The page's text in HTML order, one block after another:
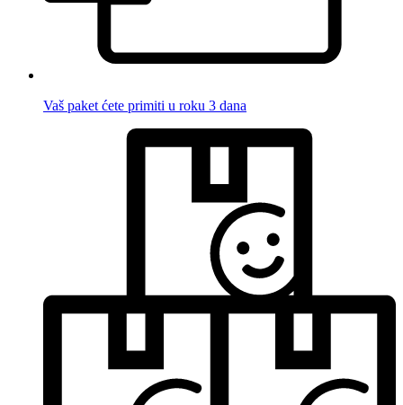
Vaš paket ćete primiti u roku 3 dana